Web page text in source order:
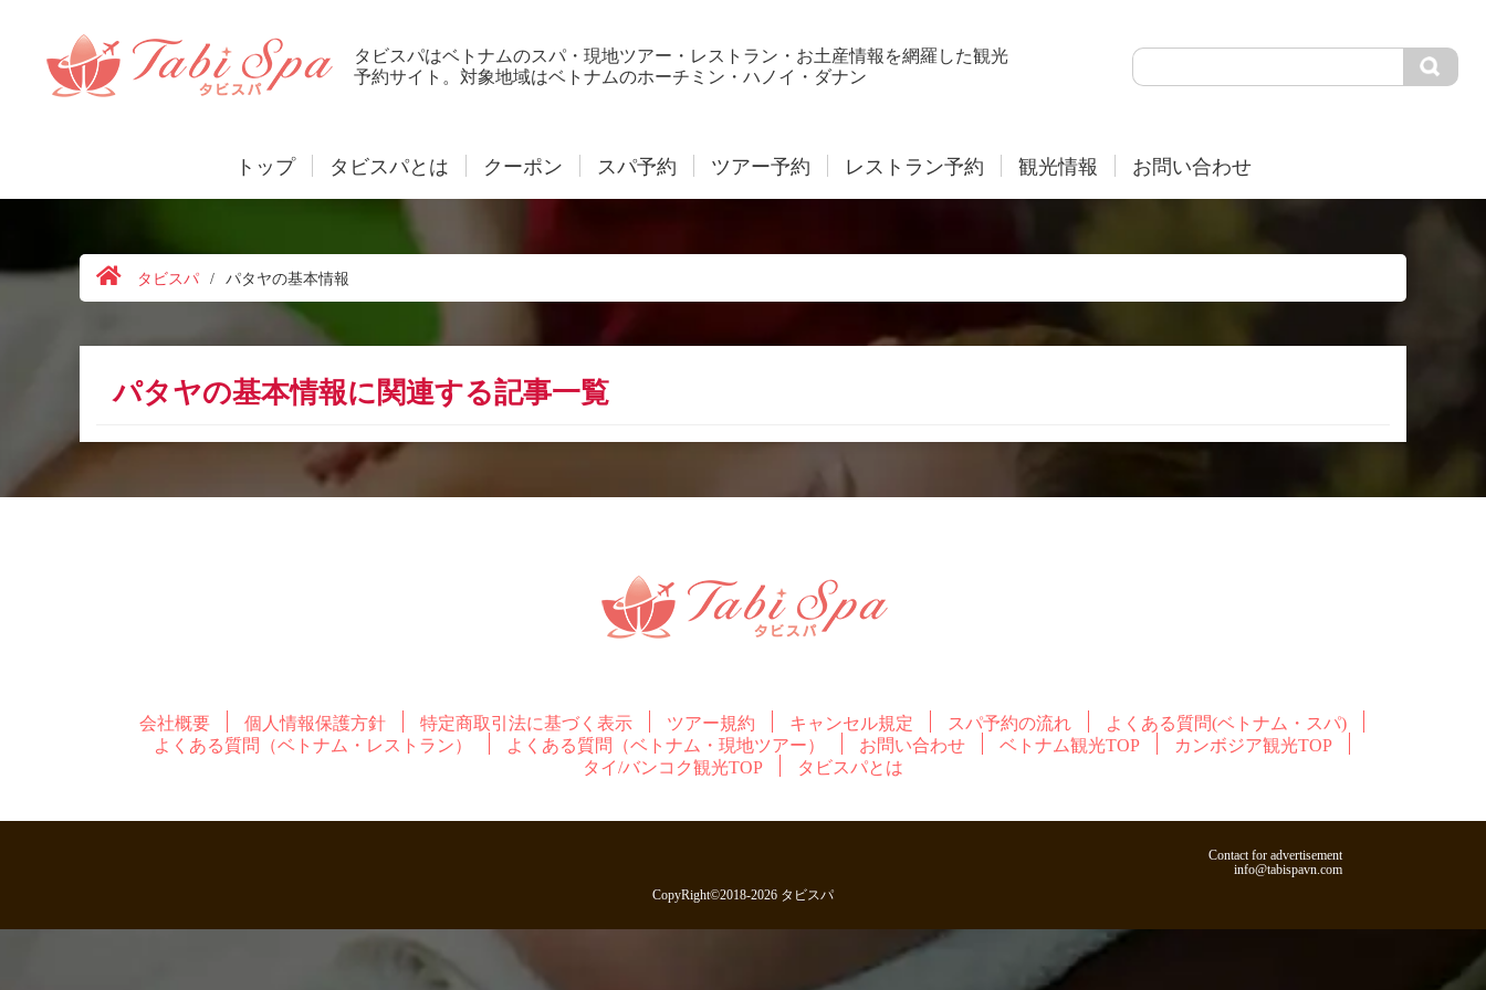
タビスパはベトナムのスパ・現地ツアー・レストラン・お土産情報を網羅した観光
予約サイト。対象地域はベトナムのホーチミン・ハノイ・ダナン
トップ タビスパとは クーポン スパ予約 ツアー予約 レストラン予約 観光情報 お問い合わせ
タビスパ / パタヤの基本情報
パタヤの基本情報に関連する記事一覧
会社概要 個人情報保護方針 特定商取引法に基づく表示 ツアー規約 キャンセル規定 スパ予約の流れ
よくある質問(ベトナム・スパ)
よくある質問（ベトナム・レストラン）
よくある質問（ベトナム・現地ツアー） お問い合わせ ベトナム観光TOP
カンボジア観光TOP
タイ/バンコク観光TOP
タビスパとは
Contact for advertisement
info@tabispavn.com
CopyRight©2018-2026 タビスパ